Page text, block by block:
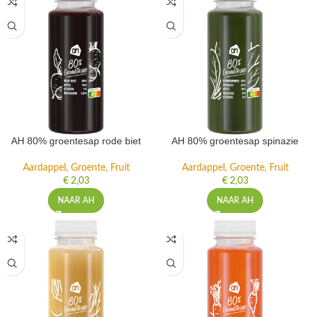
AH 80% groentesap rode biet
Aardappel, Groente, Fruit
€2,03
NAAR AH
AH 80% groentesap spinazie
Aardappel, Groente, Fruit
€2,03
NAAR AH